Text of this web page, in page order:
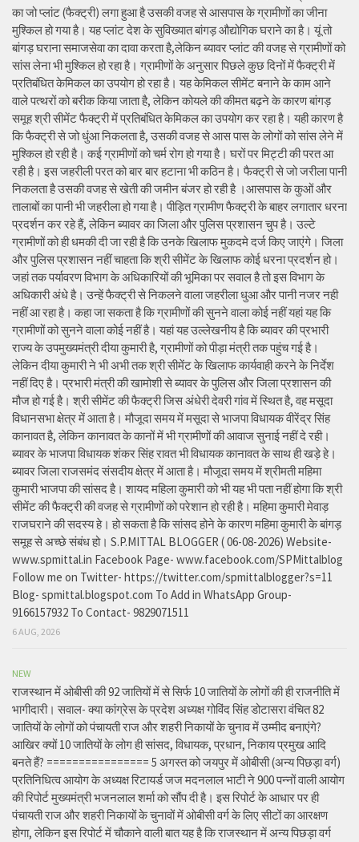
का जो प्लांट (फैक्ट्री) लगा हुआ है उसकी वजह से आसपास के ग्रामीणों का जीना
मुश्किल हो गया है। यह प्लांट देश के सुविख्यात बांगड़ औद्योगिक घराने का है। यूं तो
बांगड़ घराना समाजसेवा का दावा करता है,लेकिन ब्यावर प्लांट की वजह से ग्रामीणों को
सांस लेना भी मुश्किल हो रहा है। ग्रामीणों के अनुसार पिछले कुछ दिनों में फैक्ट्री में
प्रतिबंधित केमिकल का उपयोग हो रहा है। यह केमिकल सीमेंट बनाने के काम आने
वाले पत्थरों को बरीक किया जाता है, लेकिन कोयले की कीमत बढ़ने के कारण बांगड़
समूह श्री सीमेंट फैक्ट्री में प्रतिबंधित केमिकल का उपयोग कर रहा है। यही कारण है
कि फैक्ट्री से जो धुंआ निकलता है, उसकी वजह से आस पास के लोगों को सांस लेने में
मुश्किल हो रही है। कई ग्रामीणों को चर्म रोग हो गया है। घरों पर मिट्टी की परत आ
रही है। इस जहरीली परत को बार बार हटाना भी कठिन है। फैक्ट्री से जो जरीला पानी
निकलता है उसकी वजह से खेती की जमीन बंजर हो रही है ।आसपास के कुओं और
तालाबों का पानी भी जहरीला हो गया है। पीड़ित ग्रामीण फैक्ट्री के बाहर लगातार धरना
प्रदर्शन कर रहे हैं, लेकिन ब्यावर का जिला और पुलिस प्रशासन चुप है। उल्टे
ग्रामीणों को ही धमकी दी जा रही है कि उनके खिलाफ मुकदमे दर्ज किए जाएंगे। जिला
और पुलिस प्रशासन नहीं चाहता कि श्री सीमेंट के खिलाफ कोई धरना प्रदर्शन हो।
जहां तक पर्यावरण विभाग के अधिकारियों की भूमिका पर सवाल है तो इस विभाग के
अधिकारी अंधे है। उन्हें फैक्ट्री से निकलने वाला जहरीला धुआ और पानी नजर नही
नहीं आ रहा है। कहा जा सकता है कि ग्रामीणों की सुनने वाला कोई नहीं यहां यह कि
ग्रामीणों को सुनने वाला कोई नहीं है। यहां यह उल्लेखनीय है कि ब्यावर की प्रभारी
राज्य के उपमुख्यमंत्री दीया कुमारी है, ग्रामीणों को पीड़ा मंत्री तक पहुंच गई है।
लेकिन दीया कुमारी ने भी अभी तक श्री सीमेंट के खिलाफ कार्यवाही करने के निर्देश
नहीं दिए है। प्रभारी मंत्री की खामोशी से ब्यावर के पुलिस और जिला प्रशासन की
मौज हो गई है। श्री सीमेंट की फैक्ट्री जिस अंधेरी देवरी गांव में स्थित है, वह मसूदा
विधानसभा क्षेत्र में आता है। मौजूदा समय में मसूदा से भाजपा विधायक वीरेंद्र सिंह
कानावत है, लेकिन कानावत के कानों में भी ग्रामीणों की आवाज सुनाई नहीं दे रही।
ब्यावर के भाजपा विधायक शंकर सिंह रावत भी विधायक कानावत के साथ ही खड़े हे।
ब्यावर जिला राजसमंद संसदीय क्षेत्र में आता है। मौजूदा समय में श्रीमती महिमा
कुमारी भाजपा की सांसद है। शायद महिला कुमारी को भी यह भी पता नहीं होगा कि श्री
सीमेंट की फैक्ट्री की वजह से ग्रामीणों को परेशान हो रही है। महिमा कुमारी मेवाड़
राजघराने की सदस्य हे। हो सकता है कि सांसद होने के कारण महिमा कुमारी के बांगड़
समूह से अच्छे संबंध हो। S.P.MITTAL BLOGGER ( 06-08-2026) Website-
www.spmittal.in Facebook Page- www.facebook.com/SPMittalblog
Follow me on Twitter- https://twitter.com/spmittalblogger?s=11
Blog- spmittal.blogspot.com To Add in WhatsApp Group-
9166157932 To Contact- 9829071511
6 AUG, 2026
NEW
राजस्थान में ओबीसी की 92 जातियों में से सिर्फ 10 जातियों के लोगों की ही राजनीति में
भागीदारी। सवाल- क्या कांग्रेस के प्रदेश अध्यक्ष गोविंद सिंह डोटासरा वंचित 82
जातियों के लोगों को पंचायती राज और शहरी निकायों के चुनाव में उम्मीद बनाएंगे?
आखिर क्यों 10 जातियों के लोग ही सांसद, विधायक, प्रधान, निकाय प्रमुख आदि
बनते हैं? ================ 5 अगस्त को जयपुर में ओबीसी (अन्य पिछड़ा वर्ग)
प्रतिनिधित्व आयोग के अध्यक्ष रिटायर्ड जज मदनलाल भाटी ने 900 पन्नों वाली आयोग
की रिपोर्ट मुख्यमंत्री भजनलाल शर्मा को सौंप दी है। इस रिपोर्ट के आधार पर ही
पंचायती राज और शहरी निकायों के चुनावों में ओबीसी वर्ग के लिए सीटों का आरक्षण
होगा, लेकिन इस रिपोर्ट में चौकाने वाली बात यह है कि राजस्थान में अन्य पिछड़ा वर्ग